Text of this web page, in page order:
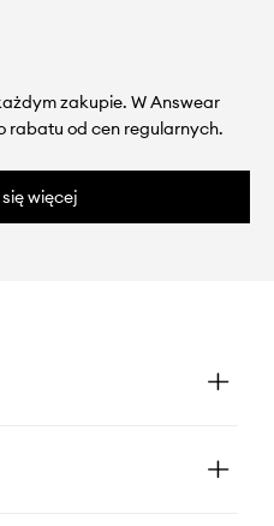
zakupie. W Answear
rabatu od cen regularnych.
więcej